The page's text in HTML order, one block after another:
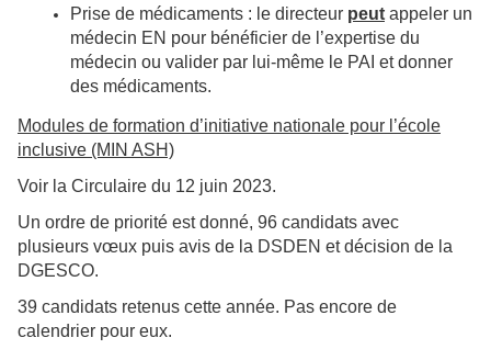
Prise de médicaments : le directeur peut appeler un
médecin EN pour bénéficier de l’expertise du
médecin ou valider par lui-même le PAI et donner
des médicaments.
Modules de formation d’initiative nationale pour l’école
inclusive (MIN ASH)
Voir la Circulaire du 12 juin 2023.
Un ordre de priorité est donné, 96 candidats avec
plusieurs vœux puis avis de la DSDEN et décision de la
DGESCO.
39 candidats retenus cette année. Pas encore de
calendrier pour eux.